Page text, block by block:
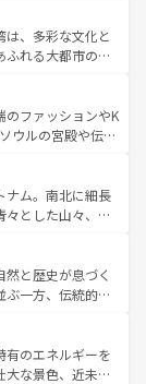
ンミュージッ
ハワイの魅力を彩
が待っているハ
（エアーズロッ
ンズの熱帯雨林な
やワイン、オージ
ーフィンやダイ
きにはたまらな
に味わいつくそ
は、多彩な文化と
ふれる大都市の台
ど、都市の喧騒
人に新しい発見と
台湾の食文化も魅
ティ豊かな料理
ンテンツ一覧を参
のファッションやK
ウルの宮殿や伝統
を楽しむことが
ストリートフード
。夜には、韓国な
を心ゆくまで味
国情報はコンテンツ一
ナム。南北に細長
々とした山々、世
古い町並みやホ
独特の雰囲気を
かさとおいしさで
ヒーなどは、ぜ
もあたたかい人々
れられない旅にな
と歴史が息づく
ぶ一方、伝統的な
イなどの山岳地
トやクラビの美し
できる。タイ料理
有のエネルギーを
大な景色、近未来